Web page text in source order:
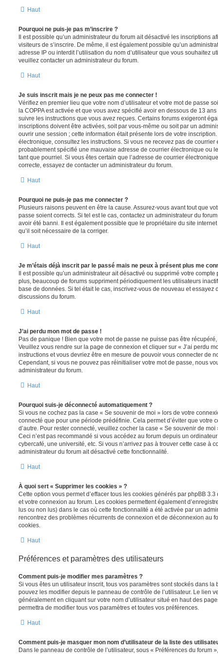
Haut
Pourquoi ne puis-je pas m’inscrire ?
Il est possible qu’un administrateur du forum ait désactivé les inscriptions
visiteurs de s’inscrire. De même, il est également possible qu’un
adresse IP ou interdit l’utilisation du nom d’utilisateur que vous souhaitez
veuillez contacter un administrateur du forum.
Haut
Je suis inscrit mais je ne peux pas me connecter !
Vérifiez en premier lieu que votre nom d’utilisateur et votre mot de passe
la COPPA est activée et que vous avez spécifié avoir en dessous de 13
suivre les instructions que vous avez reçues. Certains forums exigeront
inscriptions doivent être activées, soit par vous-même ou soit par un
ouvrir une session ; cette information était présente lors de votre
électronique, consultez les instructions. Si vous ne recevez pas de courrier
probablement spécifié une mauvaise adresse de courrier électronique ou
tant que pourriel. Si vous êtes certain que l’adresse de courrier
correcte, essayez de contacter un administrateur du forum.
Haut
Pourquoi ne puis-je pas me connecter ?
Plusieurs raisons peuvent en être la cause. Assurez-vous avant tout que
passe soient corrects. Si tel est le cas, contactez un administrateur du
avoir été banni. Il est également possible que le propriétaire du site
qu’il soit nécessaire de la corriger.
Haut
Je m’étais déjà inscrit par le passé mais ne peux à présent plus me
Il est possible qu’un administrateur ait désactivé ou supprimé votre
plus, beaucoup de forums suppriment périodiquement les utilisateurs
base de données. Si tel était le cas, inscrivez-vous de nouveau et essayez
discussions du forum.
Haut
J’ai perdu mon mot de passe !
Pas de panique ! Bien que votre mot de passe ne puisse pas être
Veuillez vous rendre sur la page de connexion et cliquer sur « J’ai perdu
instructions et vous devriez être en mesure de pouvoir vous connecter de
Cependant, si vous ne pouvez pas réinitialiser votre mot de passe, nous
administrateur du forum.
Haut
Pourquoi suis-je déconnecté automatiquement ?
Si vous ne cochez pas la case « Se souvenir de moi » lors de votre
connecté que pour une période prédéfinie. Cela permet d’éviter que votre
d’autre. Pour rester connecté, veuillez cocher la case « Se souvenir de
Ceci n’est pas recommandé si vous accédez au forum depuis un
cybercafé, une université, etc. Si vous n’arrivez pas à trouver cette case à
administrateur du forum ait désactivé cette fonctionnalité.
Haut
À quoi sert « Supprimer les cookies » ?
Cette option vous permet d’effacer tous les cookies générés par phpBB
et votre connexion au forum. Les cookies permettent également
lus ou non lus) dans le cas où cette fonctionnalité a été activée par un
rencontrez des problèmes récurrents de connexion et de déconnexion au
cookies.
Haut
Préférences et paramètres des utilisateurs
Comment puis-je modifier mes paramètres ?
Si vous êtes un utilisateur inscrit, tous vos paramètres sont stockés dans la
pouvez les modifier depuis le panneau de contrôle de l’utilisateur. Le lien
généralement en cliquant sur votre nom d’utilisateur situé en haut des
permettra de modifier tous vos paramètres et toutes vos préférences.
Haut
Comment puis-je masquer mon nom d’utilisateur de la liste des
Dans le panneau de contrôle de l’utilisateur, sous « Préférences du forum